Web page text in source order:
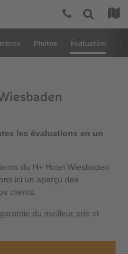
Photos Évaluation
les évaluations en un
du H+ Hotel Wiesbaden
ici un aperçu des
clients.
garantie du meilleur prix et